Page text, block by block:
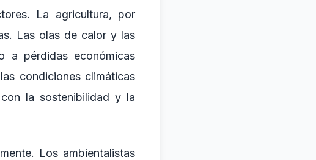
La agricultura, por
Las olas de calor y las
a pérdidas económicas
condiciones climáticas
la sostenibilidad y la
Los ambientalistas